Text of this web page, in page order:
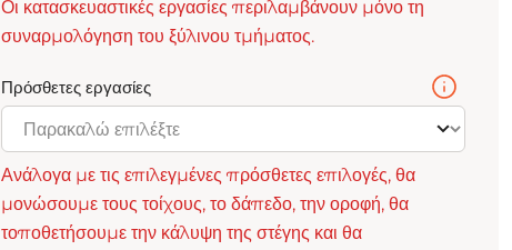
Οι κατασκευαστικές εργασίες περιλαμβάνουν μόνο τη
συναρμολόγηση του ξύλινου τμήματος.
Πρόσθετες εργασίες
Ανάλογα με τις επιλεγμένες πρόσθετες επιλογές, θα
μονώσουμε τους τοίχους, το δάπεδο, την οροφή, θα
τοποθετήσουμε την κάλυψη της στέγης και θα